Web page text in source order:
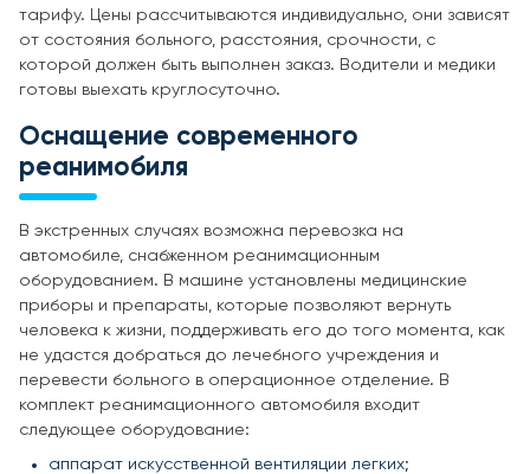
тарифу. Цены рассчитываются индивидуально, они зависят
от состояния больного, расстояния, срочности, с
которой должен быть выполнен заказ. Водители и медики
готовы выехать круглосуточно.
Оснащение современного
реанимобиля
В экстренных случаях возможна перевозка на
автомобиле, снабженном реанимационным
оборудованием. В машине установлены медицинские
приборы и препараты, которые позволяют вернуть
человека к жизни, поддерживать его до того момента, как
не удастся добраться до лечебного учреждения и
перевести больного в операционное отделение. В
комплект реанимационного автомобиля входит
следующее оборудование:
аппарат искусственной вентиляции легких;